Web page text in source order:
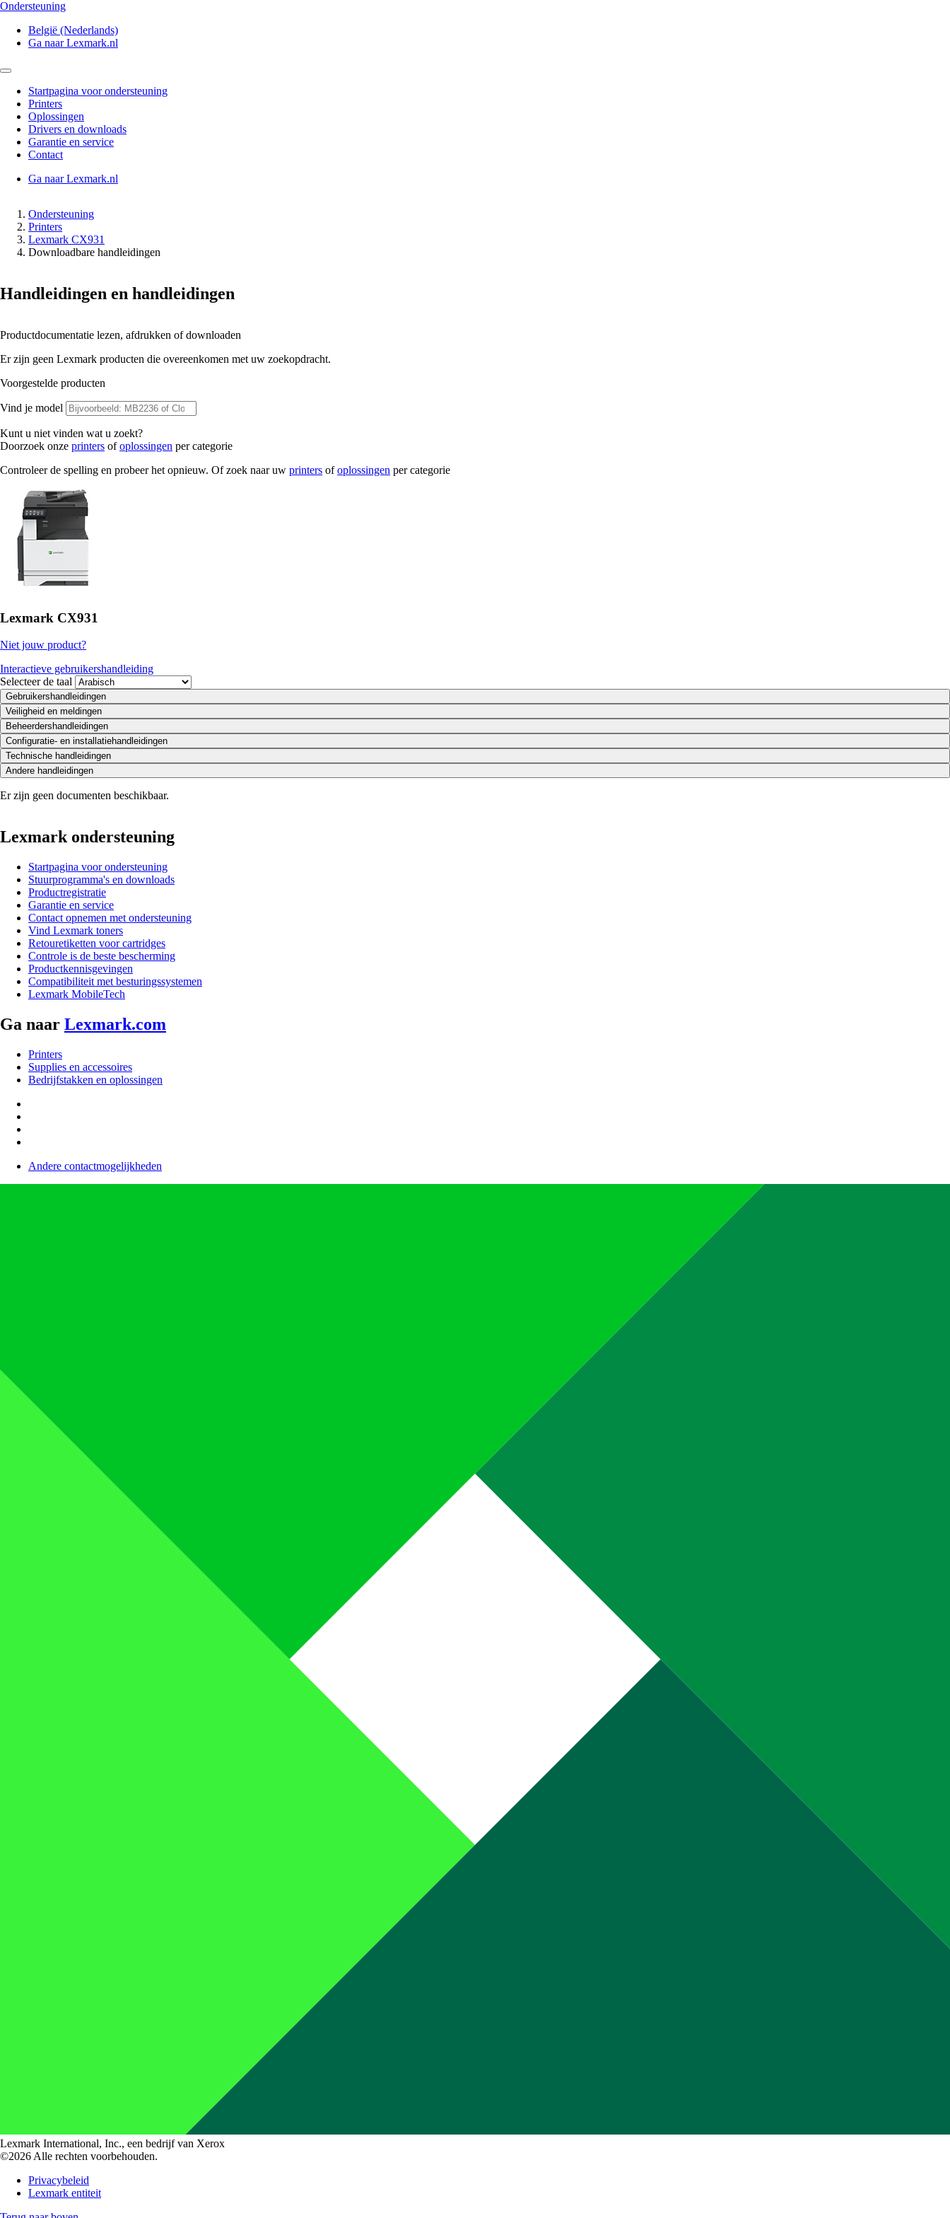
Ondersteuning
België (Nederlands)
Ga naar Lexmark.nl
Startpagina voor ondersteuning
Printers
Oplossingen
Drivers en downloads
Garantie en service
Contact
Ga naar Lexmark.nl
Ondersteuning
Printers
Lexmark CX931
Downloadbare handleidingen
Handleidingen en handleidingen
Productdocumentatie lezen, afdrukken of downloaden
Er zijn geen Lexmark producten die overeenkomen met uw zoekopdracht.
Voorgestelde producten
Vind je model
Kunt u niet vinden wat u zoekt?
Doorzoek onze printers ofoplossingen per categorie
Controleer de spelling en probeer het opnieuw. Of zoek naar uw printers ofoplossingen per categorie
Lexmark CX931
Niet jouw product?
Interactieve gebruikershandleiding
Selecteer de taal
Gebruikershandleidingen
Veiligheid en meldingen
Beheerdershandleidingen
Configuratie- en installatiehandleidingen
Technische handleidingen
Andere handleidingen
Er zijn geen documenten beschikbaar.
Lexmark ondersteuning
Startpagina voor ondersteuning
Stuurprogramma's en downloads
Productregistratie
Garantie en service
Contact opnemen met ondersteuning
Vind Lexmark toners
Retouretiketten voor cartridges
Controle is de beste bescherming
Productkennisgevingen
Compatibiliteit met besturingssystemen
Lexmark MobileTech
Ga naar Lexmark.com
Printers
Supplies en accessoires
Bedrijfstakken en oplossingen
Andere contactmogelijkheden
Lexmark International, Inc., een bedrijf van Xerox
©2026 Alle rechten voorbehouden.
Privacybeleid
Lexmark entiteit